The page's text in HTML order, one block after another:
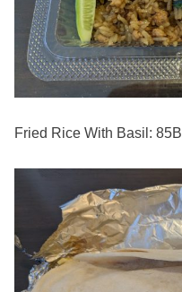
Fried Rice With Basil: 85B